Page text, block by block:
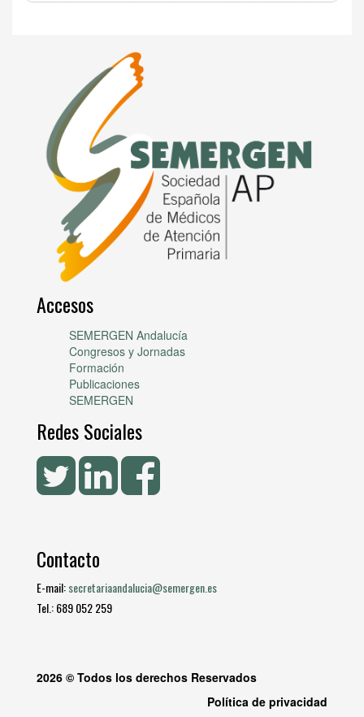
Accesos
SEMERGEN Andalucía
Congresos y Jornadas
Formación
Publicaciones
SEMERGEN
Redes Sociales
Contacto
E-mail:secretariaandalucia@semergen.es
Tel.: 689 052 259
2026 © Todos los derechos Reservados
Política de privacidad